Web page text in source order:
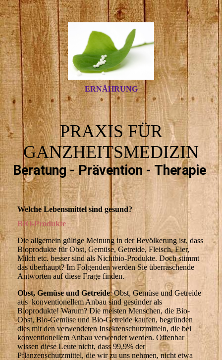
ERNÄHRUNG
PRAXIS FÜR
GANZHEITSMEDIZIN
Beratung - Prävention - Therapie
Welche Lebensmittel sind gesund?
BIO-Produkte
Die allgemein gültige Meinung in der Bevölkerung ist, dass
Bioprodukte für Obst, Gemüse, Getreide, Fleisch, Eier,
Milch etc. besser sind als Nichtbio-Produkte. Doch stimmt
das überhaupt? Im Folgenden werden Sie überraschende
Antworten auf diese Frage finden.
Obst, Gemüse und Getreide: Obst, Gemüse und Getreide
aus konventionellem Anbau sind gesünder als
Bioprodukte! Warum? Die meisten Menschen, die Bio-
Obst, Bio-Gemüse und Bio-Getreide kaufen, begründen
dies mit den verwendeten Insektenschutzmitteln, die bei
konventionellem Anbau verwendet werden. Offenbar
wissen diese Leute nicht, dass 99,9% der
Pflanzenschutzmittel, die wir zu uns nehmen, nicht etwa